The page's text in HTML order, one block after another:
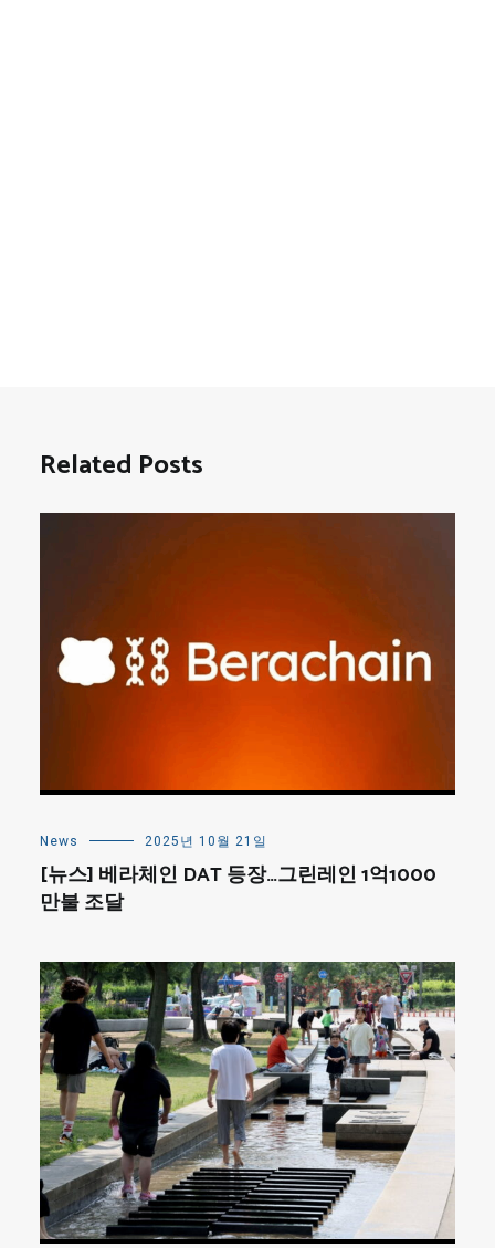
Related Posts
News 2025년 10월 21일
[뉴스] 베라체인 DAT 등장…그린레인 1억1000
만불 조달